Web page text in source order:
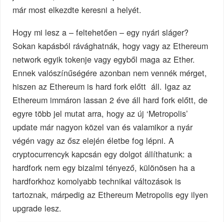
már most elkezdte keresni a helyét.
Hogy mi lesz a – feltehetően – egy nyári sláger?
Sokan kapásból rávághatnák, hogy vagy az Ethereum
network egyik tokenje vagy egyből maga az Ether.
Ennek valószínűségére azonban nem vennék mérget,
hiszen az Ethereum is hard fork előtt áll. Igaz az
Ethereum immáron lassan 2 éve áll hard fork előtt, de
egyre több jel mutat arra, hogy az új ‘Metropolis’
update már nagyon közel van és valamikor a nyár
végén vagy az ősz elején életbe fog lépni. A
cryptocurrencyk kapcsán egy dolgot állíthatunk: a
hardfork nem egy bizalmi tényező, különösen ha a
hardforkhoz komolyabb technikai változások is
tartoznak, márpedig az Ethereum Metropolis egy ilyen
upgrade lesz.